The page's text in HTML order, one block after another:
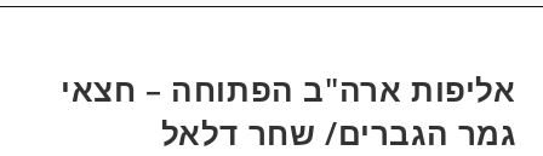
אליפות ארה"ב הפתוחה – חצאי
גמר הגברים/ שחר דלאל